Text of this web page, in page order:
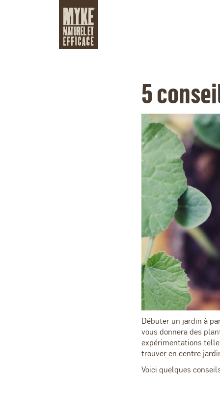
5
Débuter un jardin à
vous donnera des
expérimentations
trouver en centre
Voici quelques